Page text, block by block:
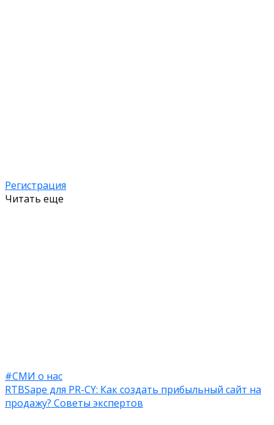
Регистрация
Читать еще
#СМИ о нас
RTBSape для PR-CY: Как создать прибыльный сайт на
продажу? Советы экспертов